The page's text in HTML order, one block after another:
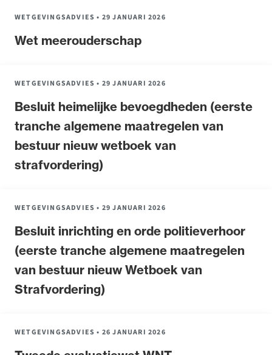
Wet meerouderschap
WETGEVINGSADVIES• 29 JANUARI 2026
Besluit heimelijke bevoegdheden (eerste
tranche algemene maatregelen van
bestuur nieuw wetboek van
strafvordering)
WETGEVINGSADVIES• 29 JANUARI 2026
Besluit inrichting en orde politieverhoor
(eerste tranche algemene maatregelen
van bestuur nieuw Wetboek van
Strafvordering)
WETGEVINGSADVIES• 29 JANUARI 2026
WETGEVINGSADVIES• 26 JANUARI 2026